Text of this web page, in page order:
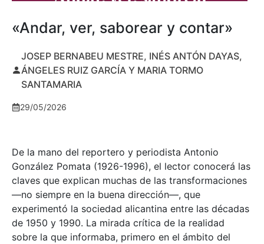
«Andar, ver, saborear y contar»
JOSEP BERNABEU MESTRE, INÉS ANTÓN DAYAS,
ÁNGELES RUIZ GARCÍA Y MARIA TORMO
SANTAMARIA
29/05/2026
De la mano del reportero y periodista Antonio
González Pomata (1926-1996), el lector conocerá las
claves que explican muchas de las transformaciones
—no siempre en la buena dirección—, que
experimentó la sociedad alicantina entre las décadas
de 1950 y 1990. La mirada crítica de la realidad
sobre la que informaba, primero en el ámbito del